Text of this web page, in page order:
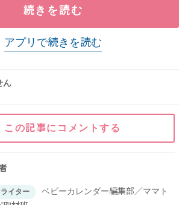
続きを読む
アプリで続きを読む
ん
この記事にコメントする
ライター
ベビーカレンダー編集部／ママト